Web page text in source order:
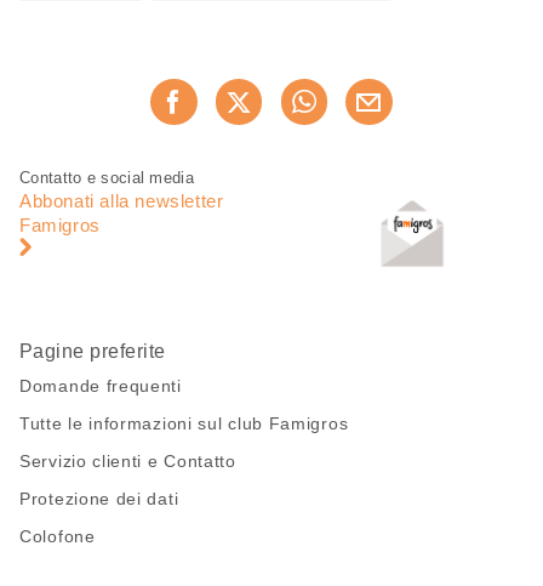
Consiglia ora
Piè
pagina
Navigazione
pagina
Contatto e social media
Abbonati alla newsletter
Famigros
Pagine preferite
Domande frequenti
Tutte le informazioni sul club Famigros
Servizio clienti e Contatto
Protezione dei dati
Colofone